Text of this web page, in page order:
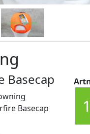
Basecap
Basecap